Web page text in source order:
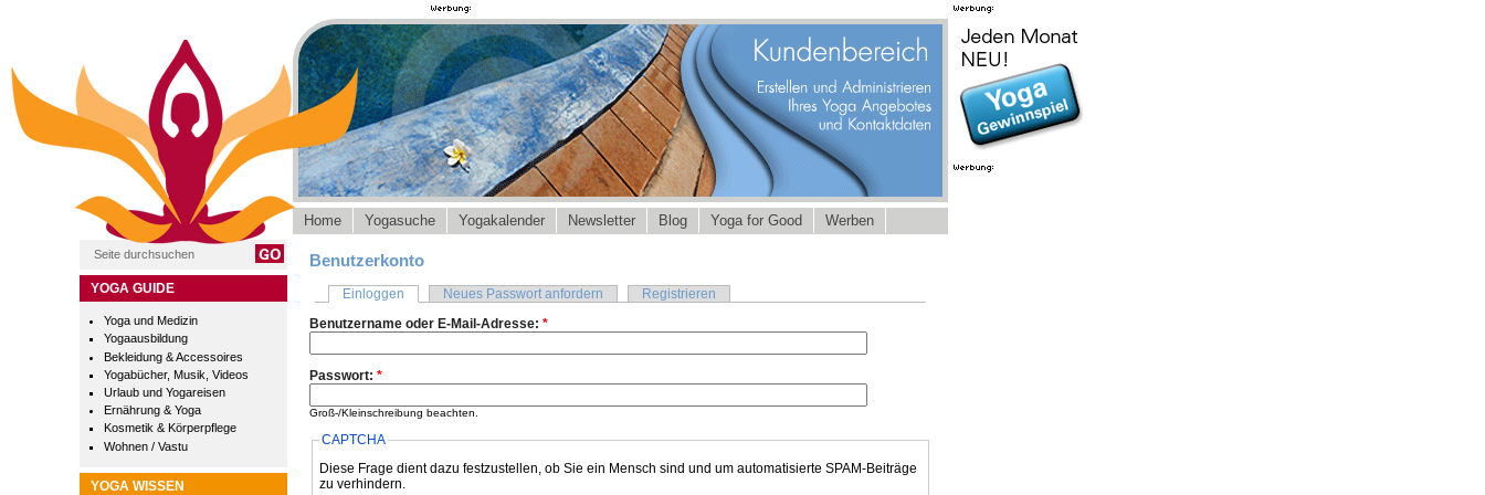
YOGA GUIDE
Yoga und Medizin
Yogaausbildung
Bekleidung & Accessoires
Yogabücher, Musik, Videos
Urlaub und Yogareisen
Ernährung & Yoga
Kosmetik & Körperpflege
Wohnen / Vastu
YOGA WISSEN
Home Yogasuche Yogakalender Newsletter Blog Yoga for Good Werben
Benutzerkonto
Einloggen Neues Passwort anfordern
Registrieren
Benutzername oder E-Mail-Adresse: *
Passwort: *
Groß-/Kleinschreibung beachten.
CAPTCHA
Diese Frage dient dazu festzustellen, ob Sie ein Mensch sind und um automatisierte SPAM-Beiträge
zu verhindern.